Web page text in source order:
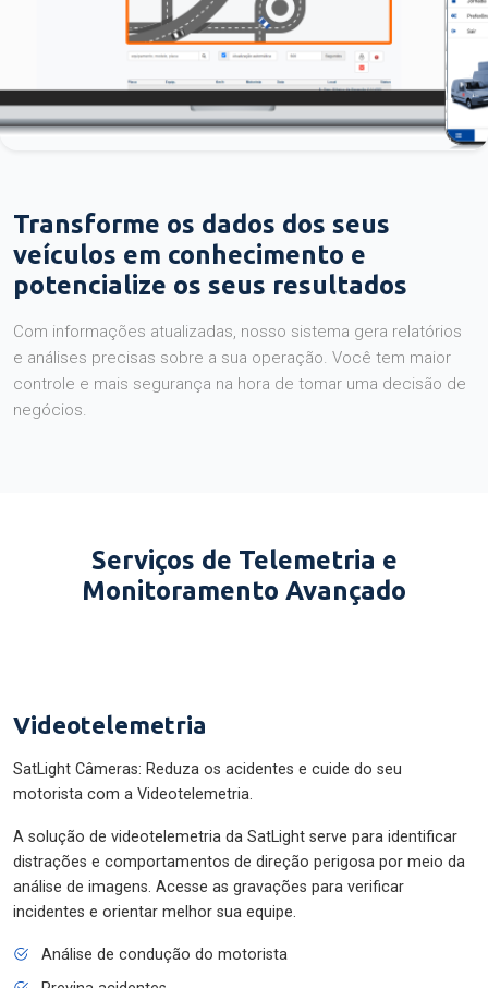
Transforme os dados dos seus
veículos em conhecimento e
potencialize os seus resultados
Com informações atualizadas, nosso sistema gera relatórios
e análises precisas sobre a sua operação. Você tem maior
controle e mais segurança na hora de tomar uma decisão de
negócios.
Serviços de Telemetria e
Monitoramento Avançado
Videotelemetria
SatLight Câmeras: Reduza os acidentes e cuide do seu
motorista com a Videotelemetria.
A solução de videotelemetria da SatLight serve para identificar
distrações e comportamentos de direção perigosa por meio da
análise de imagens. Acesse as gravações para verificar
incidentes e orientar melhor sua equipe.
Análise de condução do motorista